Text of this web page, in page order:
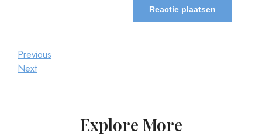
Berichtnavigatie
Previous
Post
Previous
Next
Next
Explore More